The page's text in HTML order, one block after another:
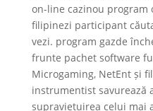
on-line cazinou program
filipinezi participant
vezi. program gazde
frunte pachet software
Microgaming, NetEnt și
instrumentist savurează
supraviețuirea celui mai